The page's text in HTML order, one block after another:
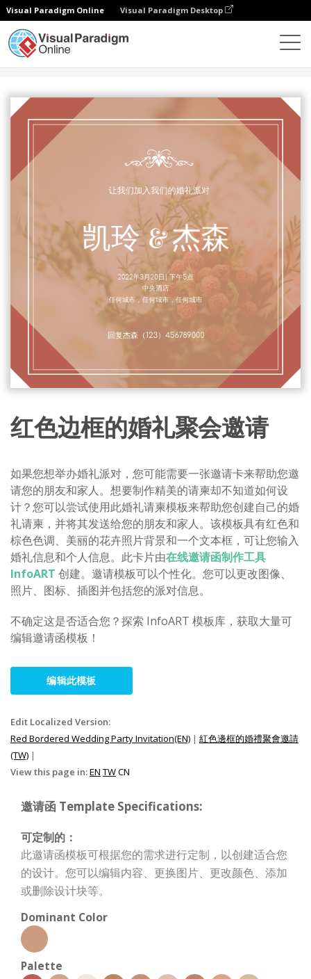
Visual Paradigm Online Visual Paradigm Desktop
红色边框的婚礼聚会邀请
如果您想举办婚礼派对，您可能需要一张邀请卡来帮助您邀
请您的朋友和家人。想要制作精美的请柬却不知道如何设
计？您可以尝试使用此婚礼请柬模板来帮助您创建自己的婚
礼请柬，并将其发送给您的朋友和家人。该模板具有红色和
棕色色调、美丽的花卉照片背景和一个文本框，可让您输入
婚礼信息和个人信息。此卡片由在线邀请函制作工具
InfoART 创建。邀请模板可以个性化。您可以更改图像、
照片、图标、插图并包括您的派对信息。
不确定这是否适合您？探索 InfoART 模板库，获取大量可
编辑邀请函模板！
编辑此模板
Edit Localized Version:
Red Bordered Wedding Party Invitation(EN) | 紅色邊框的婚禮聚會邀請
(TW) |
View this page in:EN TWCN
邀请函 Template Specifications:
可定制的：
此邀请函模板可根据您的需求进行定制，以创建适合您
的设计。您可以编辑内容、更换图片、更改颜色、添加
或删除设计块等。
Dominant Color
Palette